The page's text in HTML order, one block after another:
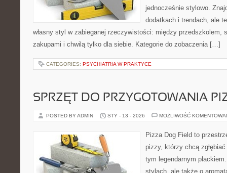
jednocześnie stylowo.
dodatkach i trendach, ale
własny styl w zabieganej rzeczywistości: między przedszkolem,
zakupami i chwilą tylko dla siebie. Kategorie do zobaczenia […]
CATEGORIES: PSYCHIATRIA W PRAKTYCE
SPRZĘT DO PRZYGOTOWANIA
POSTED BY ADMIN STY - 13 - 2026 MOŻLIWOŚĆ
Pizza Dog Field to
pizzy, którzy chcą
tym legendarnym
stylach, ale także o